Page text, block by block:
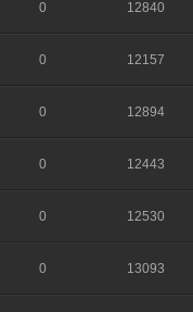
0 12840
0 12157
0 12894
0 12443
0 12530
0 13093